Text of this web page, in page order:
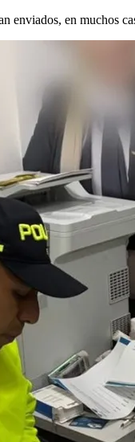
enviados, en muchos